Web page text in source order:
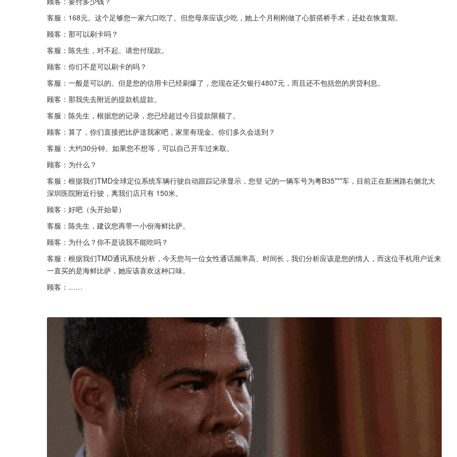
客服：168元。这个足够您一家六口吃了。但您母亲应该少吃，她上个月刚刚做了心脏搭桥手术，还处在恢复期。
顾客：那可以刷卡吗？
客服：陈先生，对不起。请您付现款。
顾客：你们不是可以刷卡的吗？
客服：一般是可以的。但是您的信用卡已经刷爆了，您现在还欠银行4807元，而且还不包括您的房贷利息。
顾客：那我先去附近的提款机提款。
客服：陈先生，根据您的记录，您已经超过今日提款限额了。
顾客：算了，你们直接把比萨送我家吧，家里有现金。你们多久会送到？
客服：大约30分钟。如果您不想等，可以自己开车过来取。
顾客：为什么？
客服：根据我们TMD全球定位系统车辆行驶自动跟踪记录显示，您登 记的一辆车号为粤B35***车，目前正在新洲路右侧北大
深圳医院附近行驶，离我们店只有 150米。
顾客：好吧（头开始晕）
客服：陈先生，建议您再带一小份海鲜比萨。
顾客：为什么？你不是说我不能吃吗？
客服：根据我们TMD通讯系统分析，今天您与一位女性通话频率高、时间长，我们分析应该是您的情人，而这位手机用户近来
一直买的是海鲜比萨，她应该喜欢这种口味。
顾客：……